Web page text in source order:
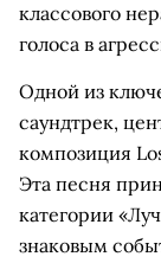
классового
голоса в
Одной из
саундтрек,
композиция
Эта песня
категории
знаковым